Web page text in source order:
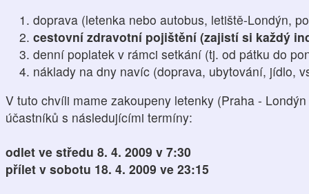
doprava (letenka nebo autobus, letiště-Londýn,
cestovní zdravotní pojištění (zajistí si každý
denní poplatek v rámci setkání (tj. od pátku do
náklady na dny navíc (doprava, ubytování, jídlo,
V tuto chvíli mame zakoupeny letenky (Praha -
účastníků s následujícími termíny:
odlet ve středu 8. 4. 2009 v 7:30
přílet v sobotu 18. 4. 2009 ve 23:15